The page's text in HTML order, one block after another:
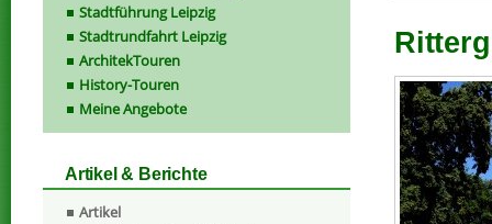
Stadtführung Leipzig
Stadtrundfahrt Leipzig
ArchitekTouren
History-Touren
Meine Angebote
Artikel & Berichte
Artikel